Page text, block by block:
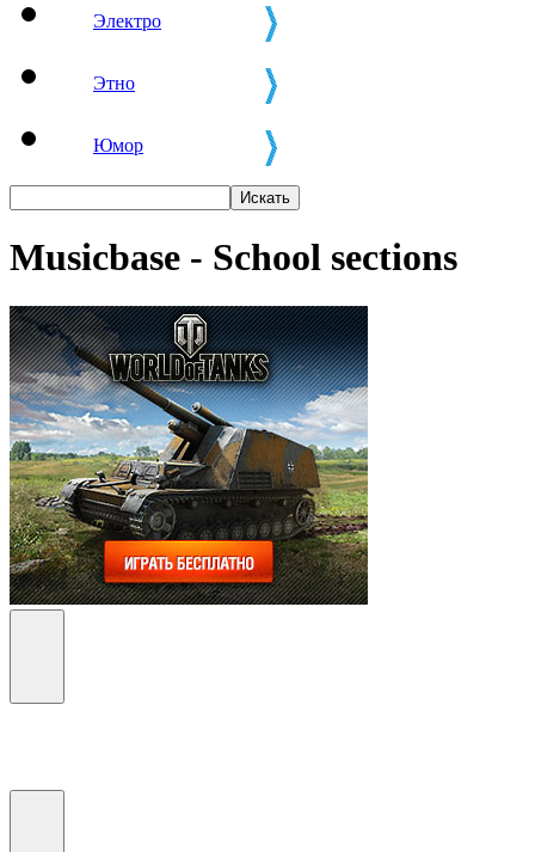
Электро
Этно
Юмор
Musicbase - School sections